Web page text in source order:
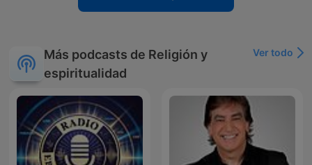
Más podcasts de Religión y
espiritualidad
Ver todo